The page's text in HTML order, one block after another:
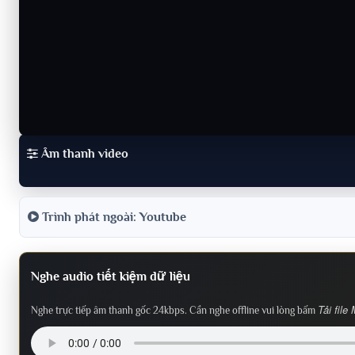
Âm thanh video
Trình phát ngoài: Youtube
Nghe audio tiết kiệm dữ liệu
Nghe trực tiếp âm thanh gốc 24kbps. Cần nghe offline vui lòng bấm Tải file